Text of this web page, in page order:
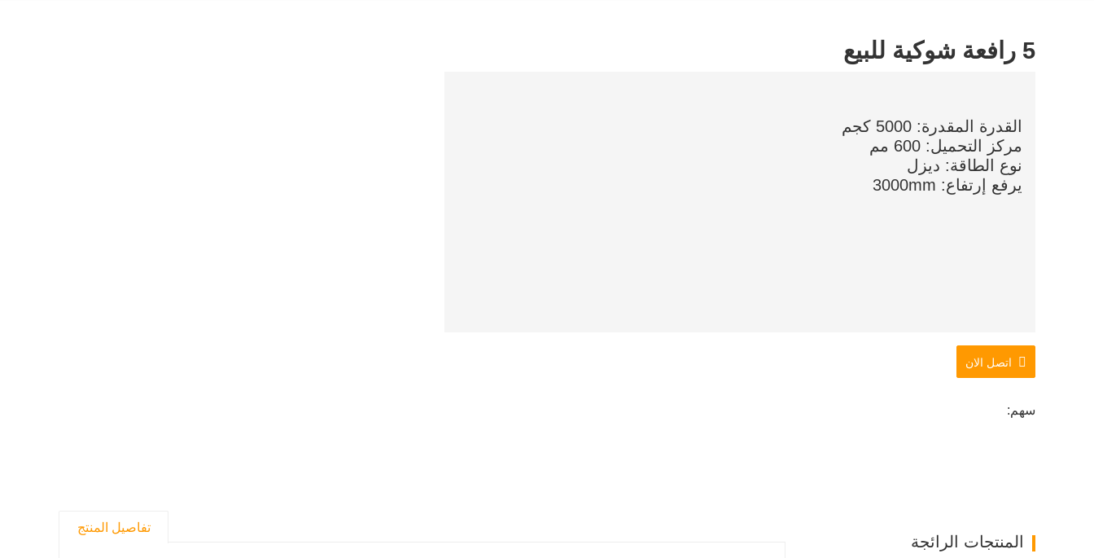
5 رافعة شوكية للبيع
القدرة المقدرة: 5000 كجم
مركز التحميل: 600 مم
نوع الطاقة: ديزل
يرفع إرتفاع: 3000mm
اتصل الان
سهم:
تفاصيل المنتج
المنتجات الرائجة